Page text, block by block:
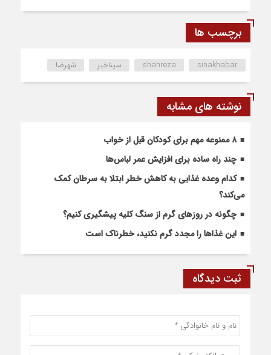
برچسب ها
shahreza sinakhabar سیناخبر شهرضا
نوشته های مشابه
۸ ممنوعه مهم برای کودکان قبل از خواب
چند راه ساده برای افزایش عمر لباس‌ها
کدام وعده غذایی به کاهش خطر ابتلا به سرطان کمک
می‌کند؟
چگونه در روزهای گرم از سنگ کلیه پیشگیری کنیم؟
این غذاها را مجدد گرم نکنید، خطرناک است
ثبت دیدگاه